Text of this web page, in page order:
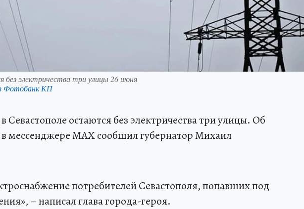
электричества три улицы 26 июня
Фотобанк КП
Севастополе остаются без электричества три улицы. Об
в мессенджере MAX сообщил губернатор Михаил
потребителей Севастополя, попавших под
– написал глава города-героя.